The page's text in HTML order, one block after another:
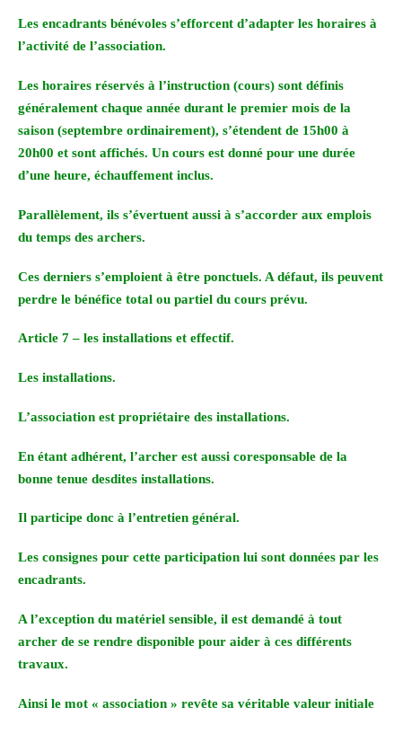
Les encadrants bénévoles s’efforcent d’adapter les horaires à
l’activité de l’association.
Les horaires réservés à l’instruction (cours) sont définis
généralement chaque année durant le premier mois de la
saison (septembre ordinairement), s’étendent de 15h00 à
20h00 et sont affichés. Un cours est donné pour une durée
d’une heure, échauffement inclus.
Parallèlement, ils s’évertuent aussi à s’accorder aux emplois
du temps des archers.
Ces derniers s’emploient à être ponctuels. A défaut, ils peuvent
perdre le bénéfice total ou partiel du cours prévu.
Article 7 – les installations et effectif.
Les installations.
L’association est propriétaire des installations.
En étant adhérent, l’archer est aussi coresponsable de la
bonne tenue desdites installations.
Il participe donc à l’entretien général.
Les consignes pour cette participation lui sont données par les
encadrants.
A l’exception du matériel sensible, il est demandé à tout
archer de se rendre disponible pour aider à ces différents
travaux.
Ainsi le mot « association » revête sa véritable valeur initiale